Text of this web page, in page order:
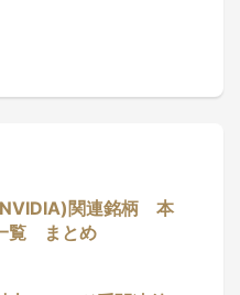
関連銘柄 本
覧 まとめ